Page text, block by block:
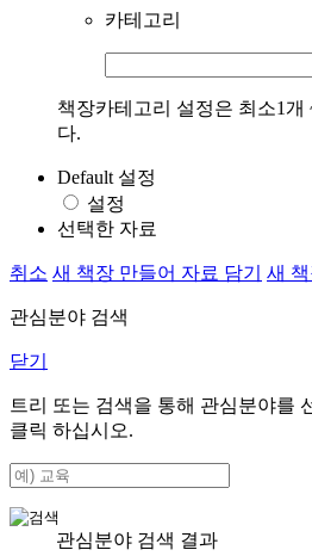
카테고리
책장카테고리 설정은 최소1개
다.
Default 설정
설정
선택한 자료
취소 새 책장 만들어 자료 담기 새
관심분야 검색
닫기
트리 또는 검색을 통해 관심분야를
클릭 하십시오.
관심분야 검색 결과